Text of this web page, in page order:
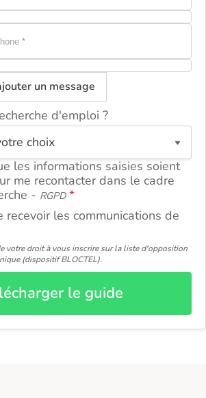
un message
d'emploi ?
les informations saisies soient
me recontacter dans le cadre
- RGPD
recevoir les communications de
votre droit à vous inscrire sur la liste d'opposition
(dispositif BLOCTEL).
le guide
ou